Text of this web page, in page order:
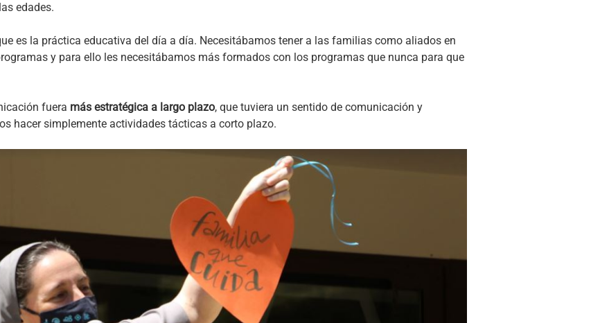
edades.
es la práctica educativa del día a día. Necesitábamos tener a las familias como aliados en
y para ello les necesitábamos más formados con los programas que nunca para que
fuera más estratégica a largo plazo, que tuviera un sentido de comunicación y
hacer simplemente actividades tácticas a corto plazo.